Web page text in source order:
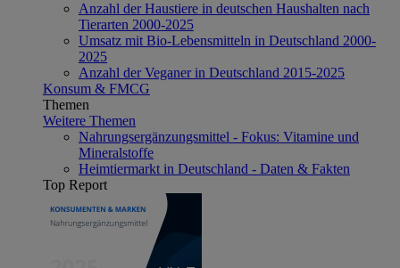
Anzahl der Haustiere in deutschen Haushalten nach
Tierarten 2000-2025
Umsatz mit Bio-Lebensmitteln in Deutschland 2000-
2025
Anzahl der Veganer in Deutschland 2015-2025
Konsum & FMCG
Themen
Weitere Themen
Nahrungsergänzungsmittel - Fokus: Vitamine und
Mineralstoffe
Heimtiermarkt in Deutschland - Daten & Fakten
Top Report